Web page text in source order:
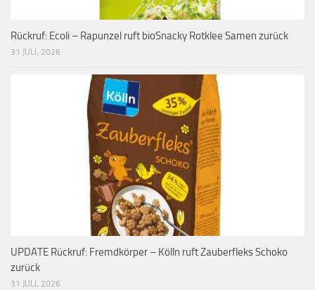
Rückruf: Ecoli – Rapunzel ruft bioSnacky Rotklee Samen zurück
31 JULI, 2026
UPDATE Rückruf: Fremdkörper – Kölln ruft Zauberfleks Schoko
zurück
31 JULI, 2026